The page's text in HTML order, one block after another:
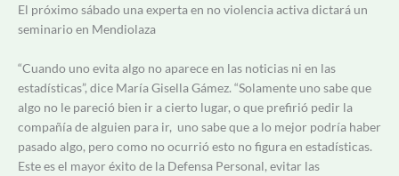
El próximo sábado una experta en no violencia activa dictará un
seminario en Mendiolaza
“Cuando uno evita algo no aparece en las noticias ni en las
estadísticas”, dice María Gisella Gámez. “Solamente uno sabe que
algo no le pareció bien ir a cierto lugar, o que prefirió pedir la
compañía de alguien para ir, uno sabe que a lo mejor podría haber
pasado algo, pero como no ocurrió esto no figura en estadísticas.
Este es el mayor éxito de la Defensa Personal, evitar las